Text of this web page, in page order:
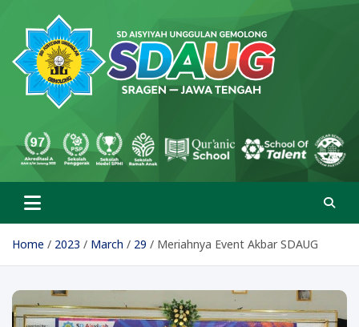
content
SD Aisyiyah Unggulan
Gemolong
Home 2023 March 29 Meriahnya Event Akbar SDAUG